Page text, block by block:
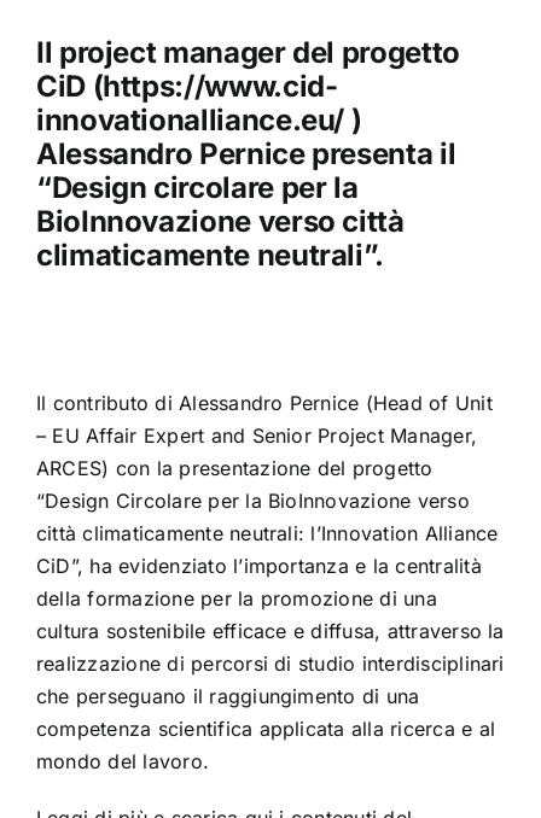
Il project manager del progetto
CiD (https://www.cid-
innovationalliance.eu/ )
Alessandro Pernice presenta il
“Design circolare per la
BioInnovazione verso città
climaticamente neutrali”.
Il contributo di Alessandro Pernice (Head of Unit
– EU Affair Expert and Senior Project Manager,
ARCES) con la presentazione del progetto
“Design Circolare per la BioInnovazione verso
città climaticamente neutrali: l’Innovation Alliance
CiD”, ha evidenziato l’importanza e la centralità
della formazione per la promozione di una
cultura sostenibile efficace e diffusa, attraverso la
realizzazione di percorsi di studio interdisciplinari
che perseguano il raggiungimento di una
competenza scientifica applicata alla ricerca e al
mondo del lavoro.